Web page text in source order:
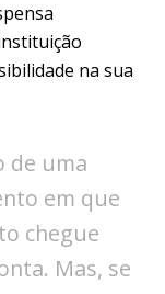
na sua
de uma
em que
chegue
Mas, se